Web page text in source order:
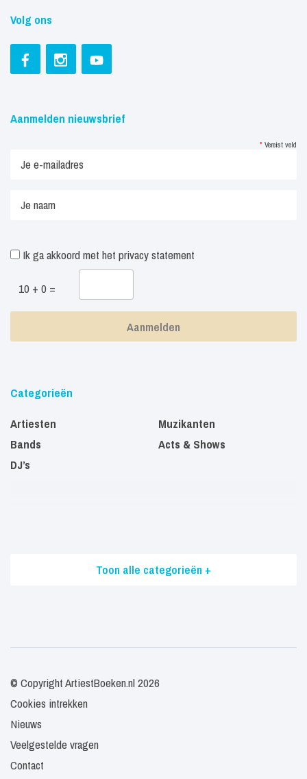
Volg ons
Aanmelden nieuwsbrief
* Vereist veld
Ik ga akkoord met het privacy statement
10 + 0 =
Categorieën
Artiesten
Bands
DJ’s
Muzikanten
Acts & Shows
Toon alle categorieën +
© Copyright ArtiestBoeken.nl 2026
Cookies intrekken
Nieuws
Veelgestelde vragen
Contact